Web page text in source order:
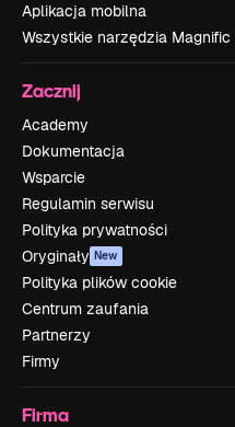
Aplikacja mobilna
Wszystkie narzędzia Magnific
Zacznij
Academy
Dokumentacja
Wsparcie
Regulamin serwisu
Polityka prywatności
Oryginały New
Polityka plików cookie
Centrum zaufania
Partnerzy
Firmy
Firma